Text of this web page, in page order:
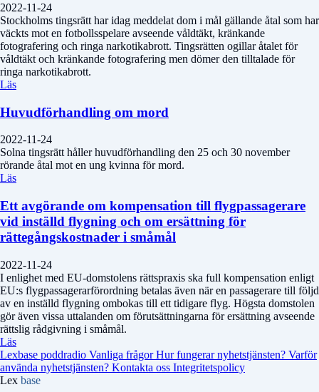
2022-11-24
Stockholms tingsrätt har idag meddelat dom i mål gällande åtal som har
väckts mot en fotbollsspelare avseende våldtäkt, kränkande
fotografering och ringa narkotikabrott. Tingsrätten ogillar åtalet för
våldtäkt och kränkande fotografering men dömer den tilltalade för
ringa narkotikabrott.
Läs
Huvudförhandling om mord
2022-11-24
Solna tingsrätt håller huvudförhandling den 25 och 30 november
rörande åtal mot en ung kvinna för mord.
Läs
Ett avgörande om kompensation till flygpassagerare
vid inställd flygning och om ersättning för
rättegångskostnader i småmål
2022-11-24
I enlighet med EU-domstolens rättspraxis ska full kompensation enligt
EU:s flygpassagerarförordning betalas även när en passagerare till följd
av en inställd flygning ombokas till ett tidigare flyg. Högsta domstolen
gör även vissa uttalanden om förutsättningarna för ersättning avseende
rättslig rådgivning i småmål.
Läs
Lexbase poddradio Vanliga frågorHur fungerar nyhetstjänsten? Varför
använda nyhetstjänsten? Kontakta oss Integritetspolicy
Lex base